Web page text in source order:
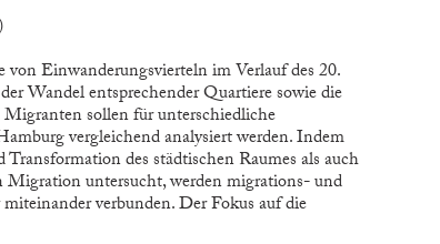
Einwanderungsvierteln im Verlauf des 20.
Wandel entsprechender Quartiere sowie die
sollen für unterschiedliche
vergleichend analysiert werden. Indem
des städtischen Raumes als auch
untersucht, werden migrations- und
verbunden. Der Fokus auf die
indem in der Forschung bislang